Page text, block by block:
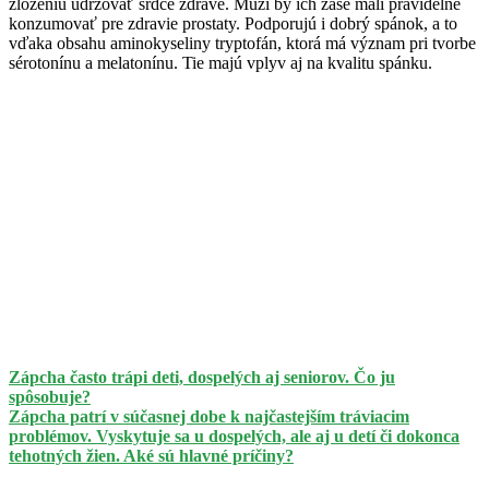
konzumovať pre zdravie prostaty. Podporujú i dobrý spánok, a to
vďaka obsahu aminokyseliny tryptofán, ktorá má význam pri tvorbe
sérotonínu a melatonínu. Tie majú vplyv aj na kvalitu spánku.
Zápcha často trápi deti, dospelých aj seniorov. Čo ju
spôsobuje?
Zápcha patrí v súčasnej dobe k najčastejším tráviacim
problémov. Vyskytuje sa u dospelých, ale aj u detí či dokonca
tehotných žien. Aké sú hlavné príčiny?